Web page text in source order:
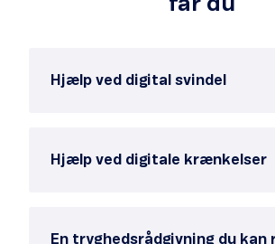
får du
Hjælp ved digital svindel
Hjælp ved digitale krænkelser
En tryghedsrådgivning du kan